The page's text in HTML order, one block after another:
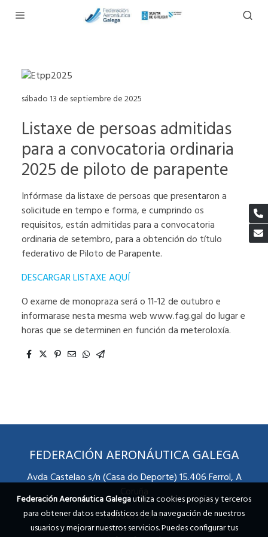
sábado 13 de septiembre de 2025
Listaxe de persoas admitidas
para a convocatoria ordinaria
2025 de piloto de parapente
Infórmase da listaxe de persoas que presentaron a
solicitude en tempo e forma, e cumprindo os
requisitos, están admitidas para a convocatoria
ordinaria de setembro, para a obtención do título
federativo de Piloto de Parapente.
DESCARGAR LISTAXE AQUÍ
O exame de monopraza será o 11-12 de outubro e
informarase nesta mesma web www.fag.gal do lugar e
horas que se determinen en función da meteroloxía.
FEDERACIÓN AERONÁUTICA GALEGA
Avda Castelao s/n (Casa do Deporte) 15.406 Ferrol, A
Coruña
Telf 981 31 91 51
Federación Aeronáutica Galegautiliza cookies propias y terceros
para obtener datos estadísticos de la navegación de nuestros
usuarios y mejorar nuestros servicios. Puedes configurar tus